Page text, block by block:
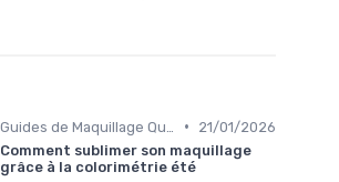
•
21/01/2026
Comment sublimer son maquillage
grâce à la colorimétrie été